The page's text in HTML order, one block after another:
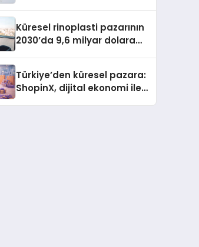
Küresel rinoplasti pazarının
2030’da 9,6 milyar dolara
Türkiye’den küresel pazara:
ShopinX, dijital ekonomi ile